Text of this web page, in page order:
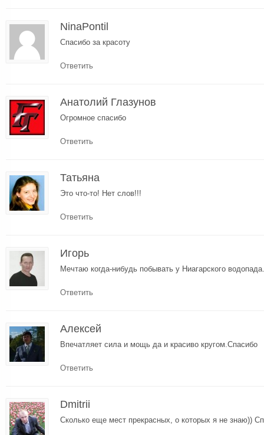
NinaPontil
Спасибо за красоту
Ответить
Анатолий Глазунов
Огромное спасибо
Ответить
Татьяна
Это что-то! Нет слов!!!
Ответить
Игорь
Мечтаю когда-нибудь побывать у Ниагарского водопада.
Ответить
Алексей
Впечатляет сила и мощь да и красиво кругом.Спасибо
Ответить
Dmitrii
Сколько еще мест прекрасных, о которых я не знаю))